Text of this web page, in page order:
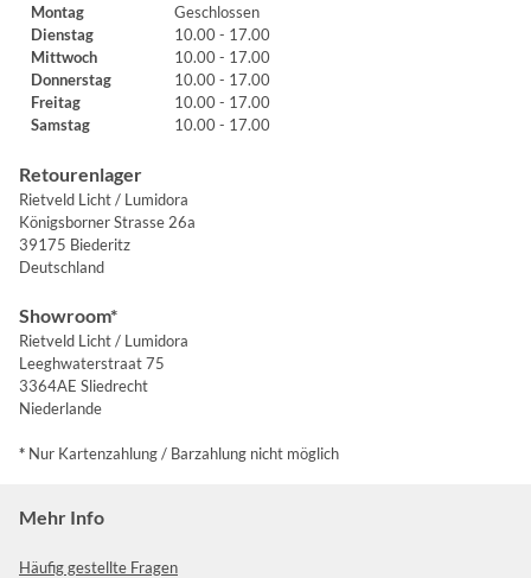
Montag
Geschlossen
Dienstag
10.00 - 17.00
Mittwoch
10.00 - 17.00
Donnerstag
10.00 - 17.00
Freitag
10.00 - 17.00
Samstag
10.00 - 17.00
Retourenlager
Rietveld Licht / Lumidora
Königsborner Strasse 26a
39175 Biederitz
Deutschland
Showroom*
Rietveld Licht / Lumidora
Leeghwaterstraat 75
3364AE Sliedrecht
Niederlande
* Nur Kartenzahlung / Barzahlung nicht möglich
Mehr Info
Häufig gestellte Fragen